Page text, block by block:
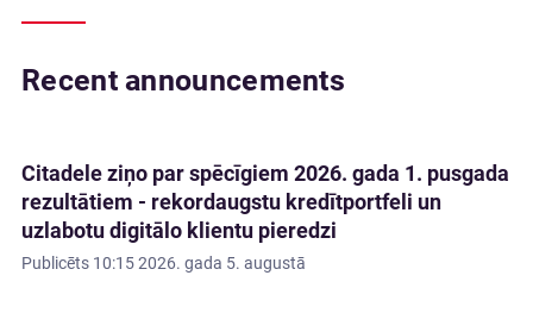
Recent announcements
Citadele ziņo par spēcīgiem 2026. gada 1. pusgada
rezultātiem - rekordaugstu kredītportfeli un
uzlabotu digitālo klientu pieredzi
Publicēts 10:15 2026. gada 5. augustā